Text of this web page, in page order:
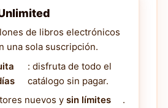
de libros electrónicos
una sola suscripción.
: disfruta de todo el
catálogo sin pagar.
nuevos y sin límites
.